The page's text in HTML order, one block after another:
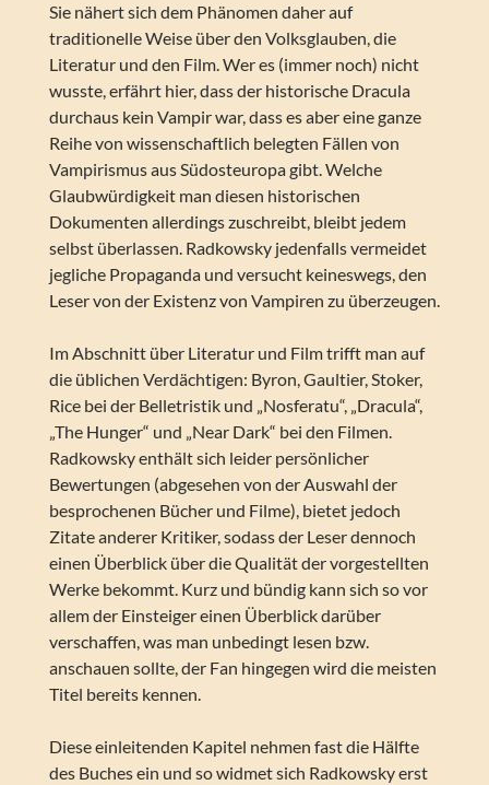
Sie nähert sich dem Phänomen daher auf
traditionelle Weise über den Volksglauben, die
Literatur und den Film. Wer es (immer noch) nicht
wusste, erfährt hier, dass der historische Dracula
durchaus kein Vampir war, dass es aber eine ganze
Reihe von wissenschaftlich belegten Fällen von
Vampirismus aus Südosteuropa gibt. Welche
Glaubwürdigkeit man diesen historischen
Dokumenten allerdings zuschreibt, bleibt jedem
selbst überlassen. Radkowsky jedenfalls vermeidet
jegliche Propaganda und versucht keineswegs, den
Leser von der Existenz von Vampiren zu überzeugen.
Im Abschnitt über Literatur und Film trifft man auf
die üblichen Verdächtigen: Byron, Gaultier, Stoker,
Rice bei der Belletristik und „Nosferatu“, „Dracula“,
„The Hunger“ und „Near Dark“ bei den Filmen.
Radkowsky enthält sich leider persönlicher
Bewertungen (abgesehen von der Auswahl der
besprochenen Bücher und Filme), bietet jedoch
Zitate anderer Kritiker, sodass der Leser dennoch
einen Überblick über die Qualität der vorgestellten
Werke bekommt. Kurz und bündig kann sich so vor
allem der Einsteiger einen Überblick darüber
verschaffen, was man unbedingt lesen bzw.
anschauen sollte, der Fan hingegen wird die meisten
Titel bereits kennen.
Diese einleitenden Kapitel nehmen fast die Hälfte
des Buches ein und so widmet sich Radkowsky erst